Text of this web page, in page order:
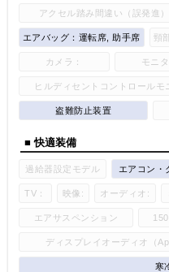
アクセル踏み間違い（誤発進
エアバッグ：運転席, 助手席 頸
カメラ： モニタ
ヒルディセントコントロールモ
盗難防止装置
■ 快適装備
過給器設定モデル エアコン・
TV： 映像: オーディオ:
エアサスペンション
ディスプレイオーディオ（
寒